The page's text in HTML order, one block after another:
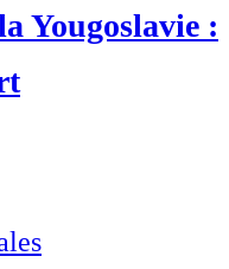
Yougoslavie :